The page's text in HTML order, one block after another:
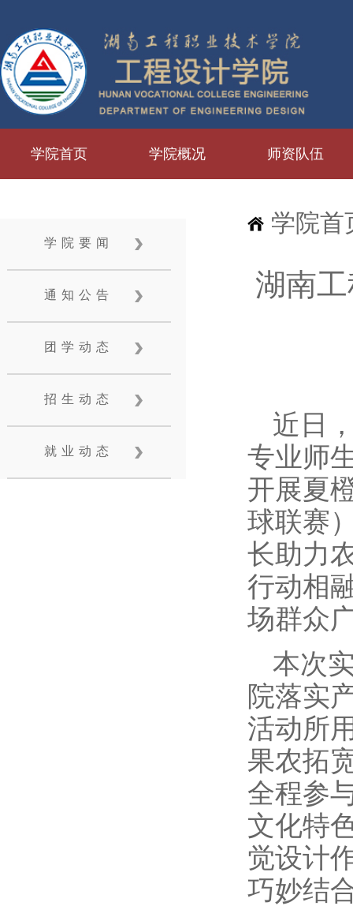
学院首页 学院概况 师资队伍
学院要闻
通知公告
团学动态
招生动态
就业动态
学院首
湖南
近日
专业师
开展夏
球联赛
长助力
行动相
场群众
本次
院落实
活动所
果农拓
全程参
文化特
觉设计
巧妙结